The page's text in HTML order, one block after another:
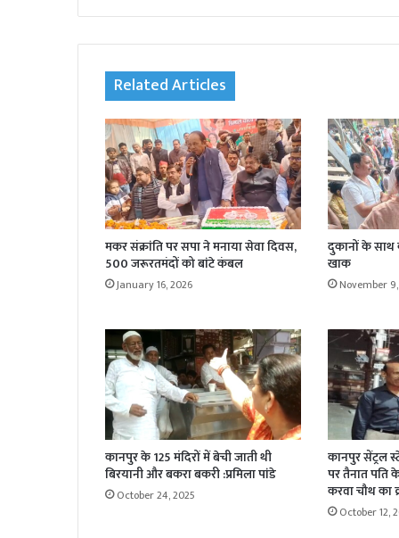
Related Articles
मकर संक्रांति पर सपा ने मनाया सेवा दिवस,
500 जरूरतमंदों को बांटे कंबल
January 16, 2026
दुकानों के
खाक
November
कानपुर के 125 मंदिरों में बेची जाती थी
बिरयानी और बकरा बकरी :प्रमिला पांडे
October 24, 2025
कानपुर सेंट्रल
पर तैनात पति
करवा चौथ का
October 12,